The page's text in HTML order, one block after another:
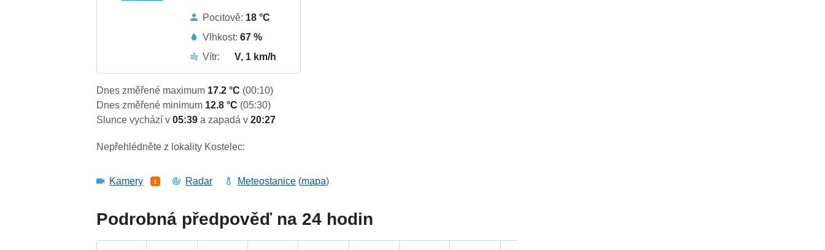
Pocitově: 18 °C
Vlhkost:67 %
Vítr:
V, 1 km/h
Dnes změřené maximum 17.2 °C (00:10)
Dnes změřené minimum 12.8 °C (05:30)
Slunce vychází v05:39a zapadá v20:27
Nepřehlédněte z lokality Kostelec:
Kamery 1 Radar Meteostanice (mapa)
Podrobná předpověď na 24 hodin